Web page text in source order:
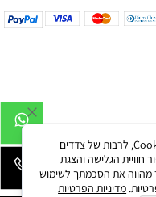
לידיעתך, באתרנו נעשה שימוש בקבצי Cookies, לרבות של צדדים
חוויית הגלישה והצגת
את הסכמתך לשימוש
מדיניות הפרטיות